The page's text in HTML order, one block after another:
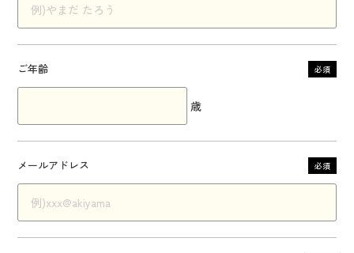
ご年齢 必須
歳
メールアドレス 必須